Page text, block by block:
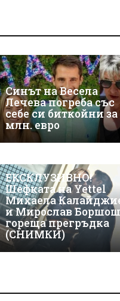
Синът на Весела
Лечева погреба със
себе си биткойни за
млн. евро
ЕКСКЛУЗИВНО!
Шефката на Yettel
Михаела
и Мирослав
гореща прегръдка
(СНИМКИ)